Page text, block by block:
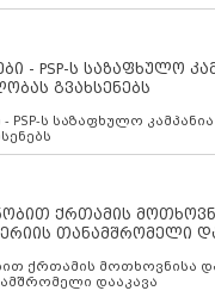
- PSP-ს საზაფხულო
გვახსენებს
PSP-ს საზაფხულო კამპანია
ქრთამის
თანამშრომელი
დააკავა